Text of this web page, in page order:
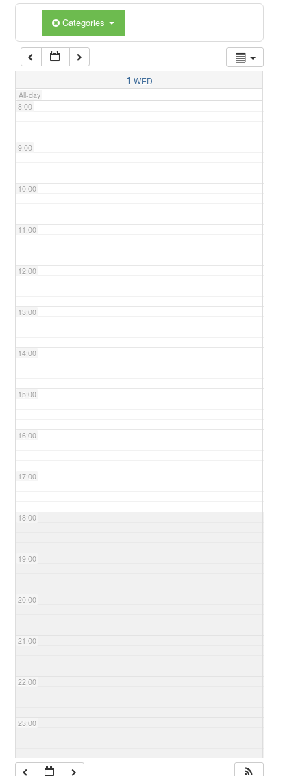
Categories
1 WED
All-day
7:00
8:00
9:00
10:00
11:00
12:00
13:00
14:00
15:00
16:00
17:00
18:00
19:00
20:00
21:00
22:00
23:00